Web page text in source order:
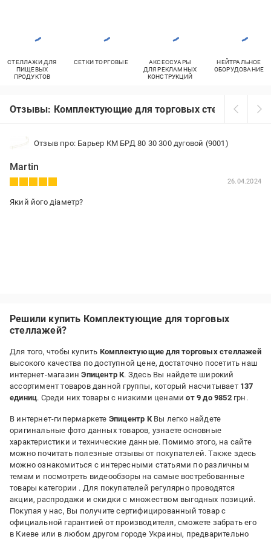
СТЕЛЛАЖИ ДЛЯ
ПИЩЕВЫХ
ПРОДУКТОВ
СЕТКИ ТОРГОВЫЕ
АКСЕССУАРЫ
ДЛЯ РЕКЛАМНЫХ
КОНСТРУКЦИЙ
НЕЙТРАЛЬНОЕ
ОБОРУДОВАНИЕ
Отзывы: Комплектующие для торговых стеллажей
Отзыв про: Барьер КМ БРД 80 30 300 дуговой (9001)
Martin
26.04.2024
Який його діаметр?
Решили купить Комплектующие для торговых
стеллажей?
Для того, чтобы купить Комплектующие для торговых стеллажей
высокого качества по доступной цене, достаточно посетить наш
интернет-магазинЭпицентр К. Здесь Вы найдете широкий
ассортимент товаров данной группы, который насчитывает 137
единиц. Среди них товары с низкими ценамиот 9 до 9852грн.
В интернет-гипермаркете Эпицентр КВы легко найдете
оригинальные фото данных товаров, узнаете основные
характеристики и технические данные. Помимо этого, на сайте
можно почитать полезные отзывы от покупателей. Также здесь
можно ознакомиться с интересными статьями по различным
темам и посмотреть видеообзоры на самые востребованные
товары категории . Для покупателей регулярно проводятся
акции, распродажи и скидки с множеством выгодных позиций.
Покупая у нас, Вы получите сертифицированный товар с
официальной гарантией от производителя, сможете забрать его
в Киеве или в любом другом городе Украины, предварительно